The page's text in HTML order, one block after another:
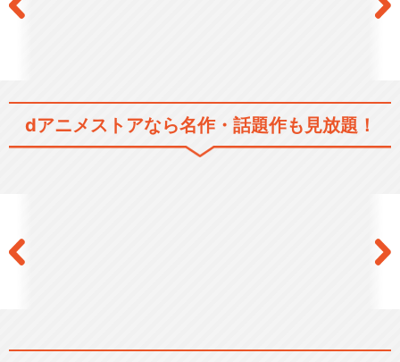
【全景版】ミュージカル「ア
ルスラーン戦記」
dアニメストアなら名作・話題作も見放題！